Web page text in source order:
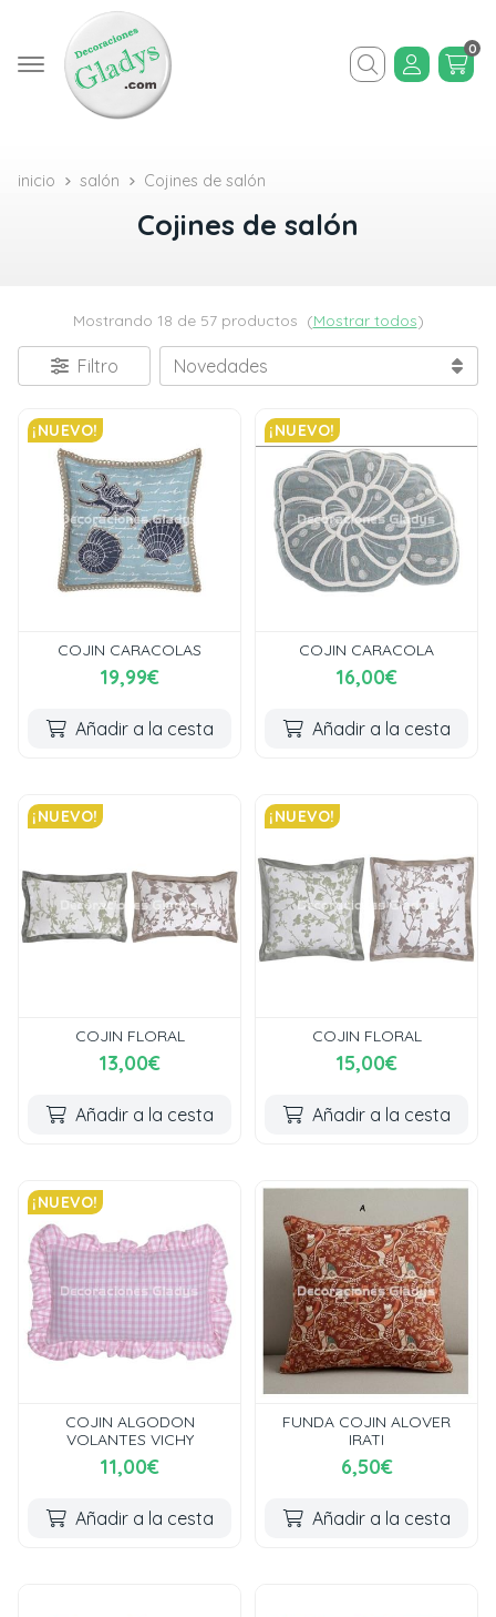
Buscar
0
inicio salón Cojines de salón
Cojines de salón
Mostrando 18 de 57 productos (Mostrar todos)
Filtro
¡NUEVO!
COJIN CARACOLAS
19,99€
Añadir a la cesta
¡NUEVO!
COJIN CARACOLA
16,00€
Añadir a la cesta
¡NUEVO!
COJIN FLORAL
13,00€
Añadir a la cesta
¡NUEVO!
COJIN FLORAL
15,00€
Añadir a la cesta
¡NUEVO!
COJIN ALGODON
VOLANTES VICHY
11,00€
Añadir a la cesta
FUNDA COJIN ALOVER
IRATI
6,50€
Añadir a la cesta